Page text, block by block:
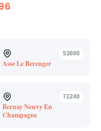
53600
Asse Le Berenger
72240
Bernay Neuvy En
Champagne